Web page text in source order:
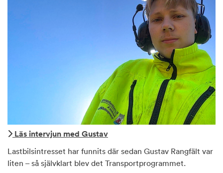
Läs intervjun med Gustav
Lastbilsintresset har funnits där sedan Gustav Rangfält var
liten – så självklart blev det Transportprogrammet.